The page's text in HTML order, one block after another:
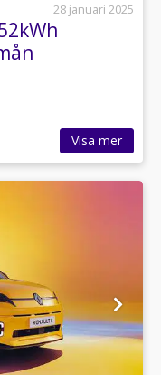
28 januari 2025
Visa mer